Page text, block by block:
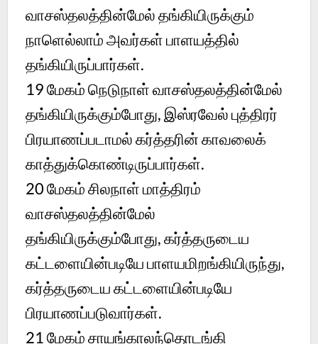
வாசஸ்தலத்தின்மேல் தங்கியிருக்கும்
நாளெல்லாம் அவர்கள் பாளயத்தில்
தங்கியிருப்பார்கள்.
19மேகம் நெடுநாள் வாசஸ்தலத்தின்மேல்
தங்கியிருக்கும்போது, இஸ்ரவேல் புத்திரர்
பிரயாணப்படாமல் கர்த்தரின் காவலைக்
காத்துக்கொண்டிருப்பார்கள்.
20மேகம் சிலநாள் மாத்திரம்
வாசஸ்தலத்தின்மேல்
தங்கியிருக்கும்போது, கர்த்தருடைய
கட்டளையின்படியே பாளயமிறங்கியிருந்து,
கர்த்தருடைய கட்டளையின்படியே
பிரயாணப்படுவார்கள்.
21மேகம் சாயங்காலந்தொடங்கி